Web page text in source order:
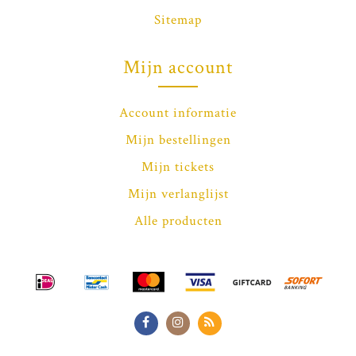
Sitemap
Mijn account
Account informatie
Mijn bestellingen
Mijn tickets
Mijn verlanglijst
Alle producten